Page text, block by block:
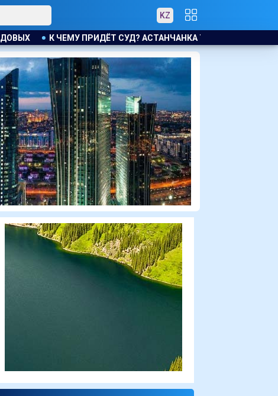
KZ
АСТАНЧАНКА ТРЕБУЕТ КОМПЕНСАЦИЮ ЗА УТОНУВШУЮ ВО